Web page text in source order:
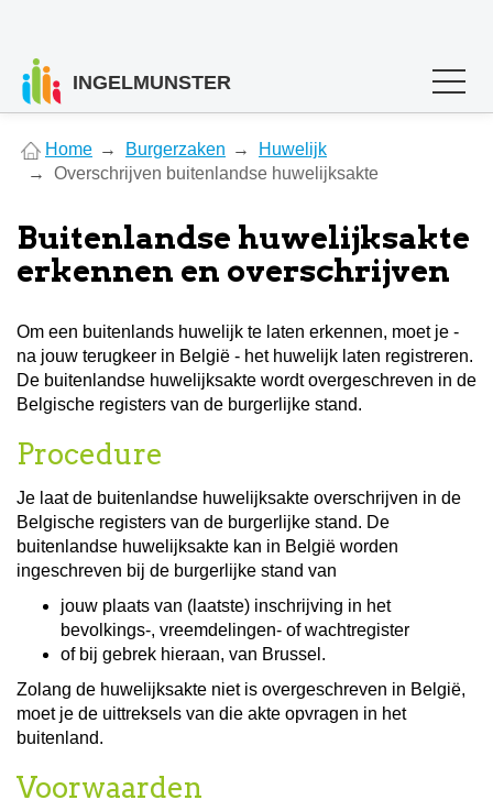
INGELMUNSTER
are
here
Home Burgerzaken
Huwelijk
Overschrijven buitenlandse huwelijksakte
Buitenlandse huwelijksakte
erkennen en overschrijven
Om een buitenlands huwelijk te laten erkennen, moet je -
na jouw terugkeer in België - het huwelijk laten registreren.
De buitenlandse huwelijksakte wordt overgeschreven in de
Belgische registers van de burgerlijke stand.
Procedure
Je laat de buitenlandse huwelijksakte overschrijven in de
Belgische registers van de burgerlijke stand. De
buitenlandse huwelijksakte kan in België worden
ingeschreven bij de burgerlijke stand van
jouw plaats van (laatste) inschrijving in het
bevolkings-, vreemdelingen- of wachtregister
of bij gebrek hieraan, van Brussel.
Zolang de huwelijksakte niet is overgeschreven in België,
moet je de uittreksels van die akte opvragen in het
buitenland.
Voorwaarden